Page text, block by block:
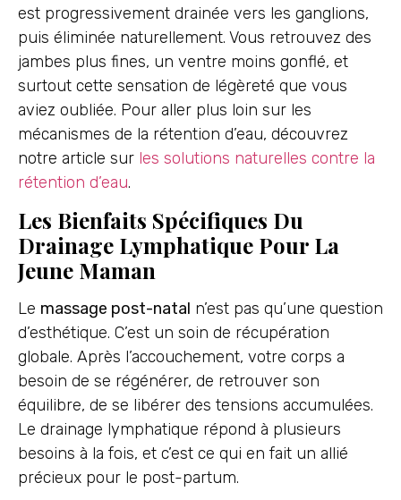
est progressivement drainée vers les ganglions,
puis éliminée naturellement. Vous retrouvez des
jambes plus fines, un ventre moins gonflé, et
surtout cette sensation de légèreté que vous
aviez oubliée. Pour aller plus loin sur les
mécanismes de la rétention d’eau, découvrez
notre article sur les solutions naturelles contre la
rétention d’eau.
Les Bienfaits Spécifiques Du
Drainage Lymphatique Pour La
Jeune Maman
Le massage post-natal n’est pas qu’une question
d’esthétique. C’est un soin de récupération
globale. Après l’accouchement, votre corps a
besoin de se régénérer, de retrouver son
équilibre, de se libérer des tensions accumulées.
Le drainage lymphatique répond à plusieurs
besoins à la fois, et c’est ce qui en fait un allié
précieux pour le post-partum.